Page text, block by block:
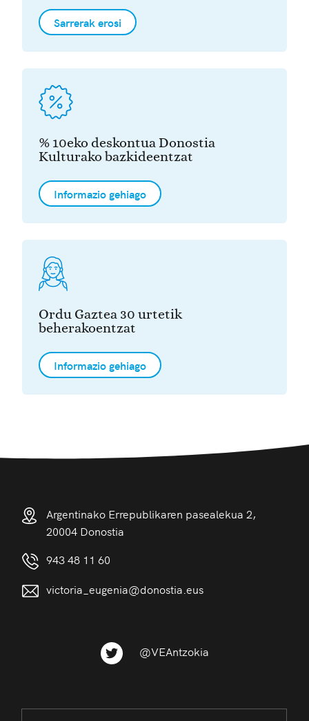
Sarrerak erosi
% 10eko deskontua Donostia
Kulturako bazkideentzat
Informazio gehiago
Ordu Gaztea 30 urtetik
beherakoentzat
Informazio gehiago
Argentinako Errepublikaren pasealekua 2,
20004 Donostia
943 48 11 60
victoria_eugenia@donostia.eus
@VEAntzokia